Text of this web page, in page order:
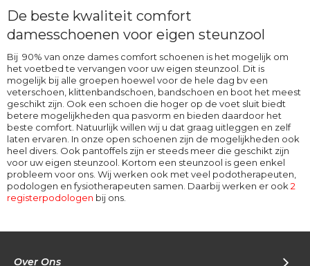
De beste kwaliteit comfort
damesschoenen voor eigen steunzool
Bij 90% van onze dames comfort schoenen is het mogelijk om
het voetbed te vervangen voor uw eigen steunzool. Dit is
mogelijk bij alle groepen hoewel voor de hele dag bv een
veterschoen, klittenbandschoen, bandschoen en boot het meest
geschikt zijn. Ook een schoen die hoger op de voet sluit biedt
betere mogelijkheden qua pasvorm en bieden daardoor het
beste comfort. Natuurlijk willen wij u dat graag uitleggen en zelf
laten ervaren. In onze open schoenen zijn de mogelijkheden ook
heel divers. Ook pantoffels zijn er steeds meer die geschikt zijn
voor uw eigen steunzool. Kortom een steunzool is geen enkel
probleem voor ons. Wij werken ook met veel podotherapeuten,
podologen en fysiotherapeuten samen. Daarbij werken er ook 2
registerpodologen bij ons.
Over Ons